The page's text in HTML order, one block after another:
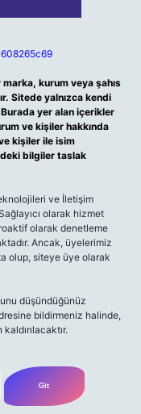
kurum veya şahıs
Sitede yalnızca kendi
Burada yer alan içerikler
ve kişiler hakkında
kişiler ile isim
bilgiler taslak
ve İletişim
olarak hizmet
olarak denetleme
Ancak, üyelerimiz
olup, siteye üye olarak
düşündüğünüz
bildirmeniz halinde,